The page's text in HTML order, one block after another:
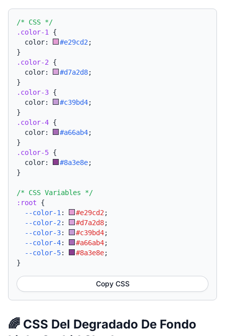
/* CSS */
.color-1
{
  color:
#e29cd2 ;
}
.color-2 {
  color:
#d7a2d8;
}
.color-3 {
  color:
#c39bd4;
}
.color-4 {
  color:
#a66ab4;
}
.color-5 {
  color:
#8a3e8e;
}
/* CSS Variables */
:root {
--color-1 : #e29cd2 ;
--color-2 : #d7a2d8;
--color-3: #c39bd4;
--color-4: #a66ab4;
--color-5: #8a3e8e;
}
Copy CSS
🌈 CSS Del Degradado De Fondo